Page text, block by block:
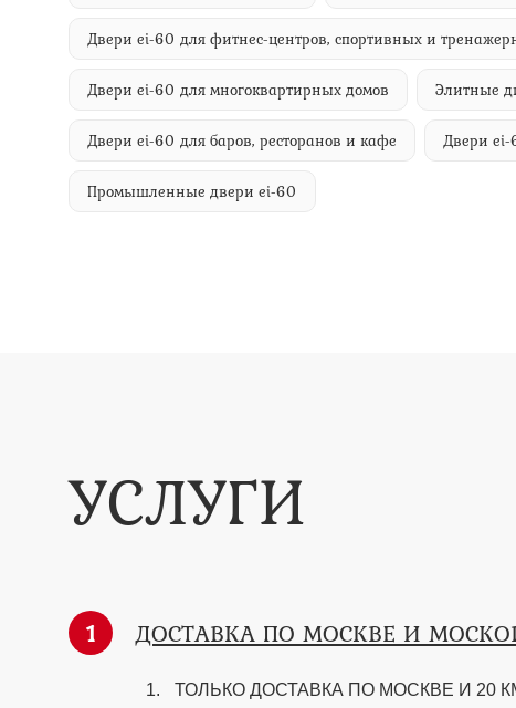
Двери ei-60 для фитнес-центров, спортивных и
Двери ei-60 для многоквартирных домов Элитные
Двери ei-60 для баров, ресторанов и кафе Двери ei-
Промышленные двери ei-60
УСЛУГИ
1 ДОСТАВКА ПО МОСКВЕ И
ТОЛЬКО ДОСТАВКА ПО МОСКВЕ И 20